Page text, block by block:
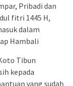
Pribadi dan
fitri 1445 H,
dalam
Hambali
Tibun
kepada
yang sudah